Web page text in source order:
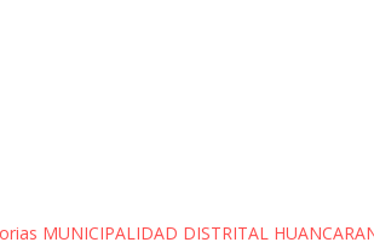
MUNICIPALIDAD DISTRITAL